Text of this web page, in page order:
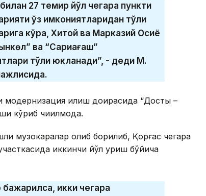
27 темир йўл чегара пункти
ўз имкониятларидан тўлиқ
кўра, Хитой ва Марказий Осиё
ва “Сариағаш”
тўлиқ юкланади”, - деди М.
қилиш доирасида “Достық –
кўриб чиқилмоқда.
музокаралар олиб борилиб, Қорғас чегара
иккинчи йўл қуриш бўйича
бажарилса, икки чегара